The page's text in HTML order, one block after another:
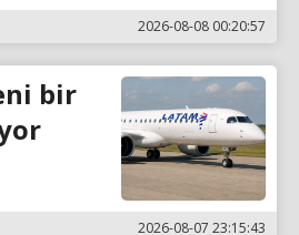
2026-08-08 00:20:57
bir
2026-08-07 23:15:43